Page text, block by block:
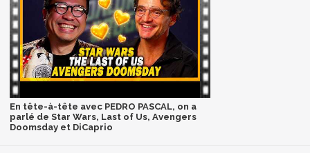
En tête-à-tête avec PEDRO PASCAL, on a
parlé de Star Wars, Last of Us, Avengers
Doomsday et DiCaprio